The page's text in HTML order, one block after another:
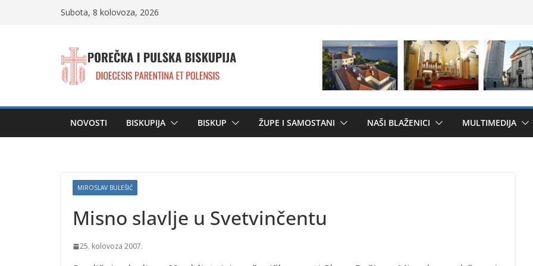
Subota, 8 kolovoza, 2026
NOVOSTI BISKUPIJA BISKUP ŽUPE I SAMOSTANI NAŠI BLAŽENICI MULTIMEDIJA
MIROSLAV BULEŠIĆ
Misno slavlje u Svetvinčentu
25. kolovoza 2007.